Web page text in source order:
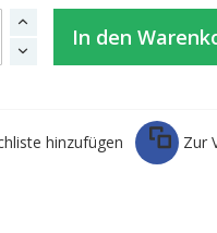
In den
hinzufügen Zur